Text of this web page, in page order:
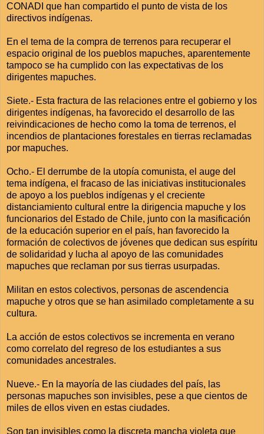
CONADI que han compartido el punto de vista de los
directivos indígenas.
En el tema de la compra de terrenos para recuperar el
espacio original de los pueblos mapuches, aparentemente
tampoco se ha cumplido con las expectativas de los
dirigentes mapuches.
Siete.- Esta fractura de las relaciones entre el gobierno y los
dirigentes indígenas, ha favorecido el desarrollo de las
reivindicaciones de hecho como la toma de terrenos, el
incendios de plantaciones forestales en tierras reclamadas
por mapuches.
Ocho.- El derrumbe de la utopía comunista, el auge del
tema indígena, el fracaso de las iniciativas institucionales
de apoyo a los pueblos indígenas y el creciente
distanciamiento cultural entre la dirigencia mapuche y los
funcionarios del Estado de Chile, junto con la masificación
de la educación superior en el país, han favorecido la
formación de colectivos de jóvenes que dedican sus espíritu
de solidaridad y lucha al apoyo de las comunidades
mapuches que reclaman por sus tierras usurpadas.
Militan en estos colectivos, personas de ascendencia
mapuche y otros que se han asimilado completamente a su
cultura.
La acción de estos colectivos se incrementa en verano
como correlato del regreso de los estudiantes a sus
comunidades ancestrales.
Nueve.- En la mayoría de las ciudades del país, las
personas mapuches son invisibles, pese a que cientos de
miles de ellos viven en estas ciudades.
Son tan invisibles como la discreta mancha violeta que